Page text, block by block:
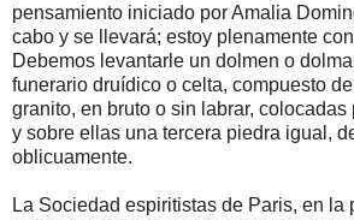
pensamiento iniciado por Amalia
cabo y se llevará; estoy plenamente
Debemos levantarle un dolmen o
funerario druídico o celta, compuesto
granito, en bruto o sin labrar,
y sobre ellas una tercera piedra igual,
oblicuamente.
La Sociedad espiritistas de Paris, en la